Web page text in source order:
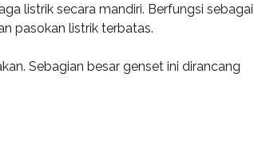
listrik secara mandiri. Berfungsi sebagai
pasokan listrik terbatas.
Sebagian besar genset ini dirancang